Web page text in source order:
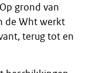
grond van
de Wht werkt
terug tot en